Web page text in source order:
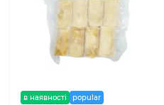
в наявності popular